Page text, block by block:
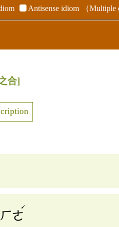
Antisense idiom （Multiple
合]
ㄏㄜ
ˊ